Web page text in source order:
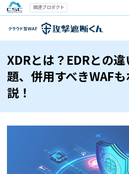
関連プロダクト
XDRとは？EDRとの
題、併用すべきWAF
説！